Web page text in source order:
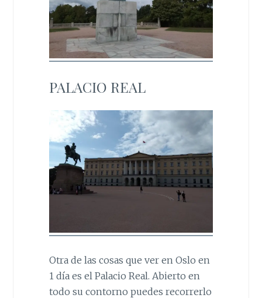
PALACIO REAL
Otra de las cosas que ver en Oslo en
1 día es el Palacio Real. Abierto en
todo su contorno puedes recorrerlo